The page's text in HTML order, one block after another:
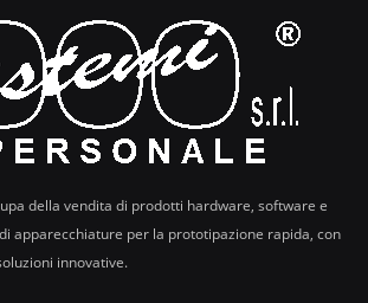
della vendita di prodotti hardware, software e
apparecchiature per la prototipazione rapida, con
innovative.